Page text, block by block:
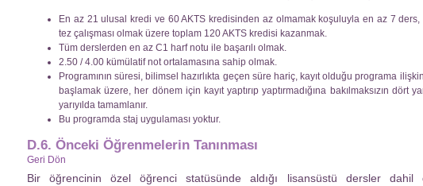
En az 21 ulusal kredi ve 60 AKTS kredisinden az olmamak koşuluyla en az 7
tez çalışması olmak üzere toplam 120 AKTS kredisi kazanmak.
Tüm derslerden en az C1 harf notu ile başarılı olmak.
2.50 / 4.00 kümülatif not ortalamasına sahip olmak.
Programının süresi, bilimsel hazırlıkta geçen süre hariç, kayıt olduğu programa
başlamak üzere, her dönem için kayıt yaptırıp yaptırmadığına bakılmaksızın dört
yarıyılda tamamlanır.
Bu programda staj uygulaması yoktur.
D.6. Önceki Öğrenmelerin Tanınması
Geri Dön
Bir öğrencinin özel öğrenci statüsünde aldığı lisansüstü dersler dahil